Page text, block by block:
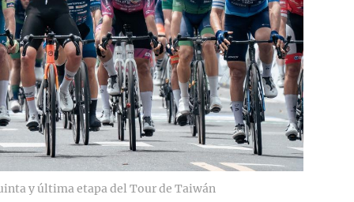
y última etapa del Tour de Taiwán